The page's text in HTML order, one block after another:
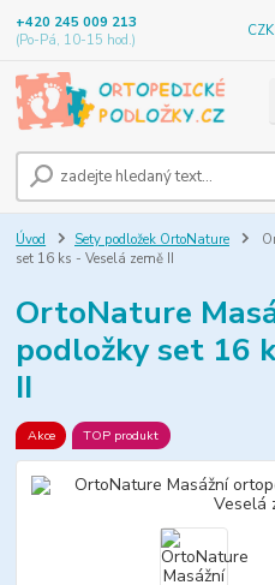
+420 245 009 213
(Po-Pá, 10-15 hod.)
Úvod Sety podložek OrtoNature
set 16 ks - Veselá země II
OrtoNature
podložky set 16
II
Akce TOP produkt